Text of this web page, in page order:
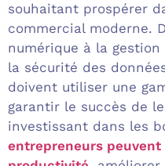
souhaitant prospérer
commercial moderne.
numérique à la
la sécurité des
doivent utiliser une
garantir le succès de
investissant dans les
entrepreneurs